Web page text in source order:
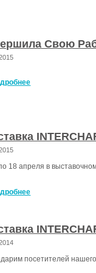
Свою
18 апреля в
посетителей